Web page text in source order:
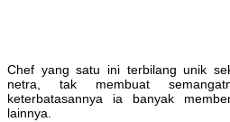
Chef yang satu ini terbilang unik
netra, tak membuat
keterbatasannya ia banyak
lainnya.